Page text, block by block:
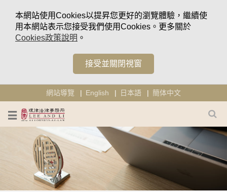
本網站使用Cookies以提昇您更好的瀏覽體驗，繼續使
用本網站表示您接受我們使用Cookies。更多關於
Cookies政策說明 。
接受並關閉視窗
網站導覽 English 日本語 簡体中文